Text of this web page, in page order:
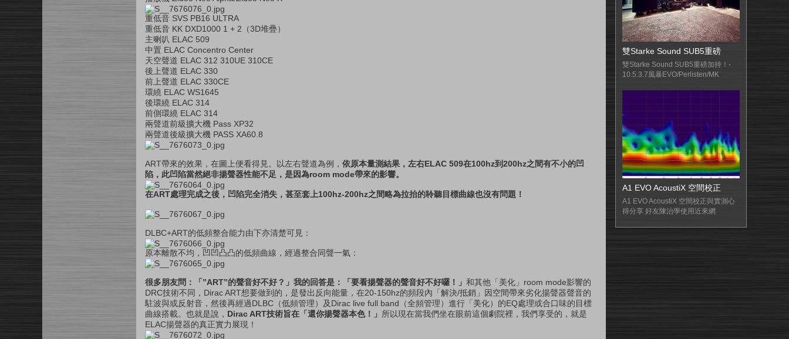
重低音 SVS PB16 ULTRA
重低音 KK DXD1000 1 + 2（3D堆疊）
主喇叭 ELAC 509
中置 ELAC Concentro Center
天空聲道 ELAC 312 310UE 310CE
後上聲道 ELAC 330
前上聲道 ELAC 330CE
環繞 ELAC WS1645
後環繞 ELAC 314
前側環繞 ELAC 314
兩聲道前級擴大機 Pass XP32
兩聲道後級擴大機 PASS XA60.8
ART帶來的效果，在圖上便看得見。以左右聲道為例， 依原本量測結果，左右ELAC 509在100hz到200hz之間有不小的凹
陷，此凹陷當然絕非揚聲器性能不足，是因為room mode帶來的影響。
在ART處理完成之後，凹陷完全消失，甚至套上100hz-200hz之間略為拉抬的聆聽目標曲線也沒有問題！
DLBC+ART的低頻整合能力由下亦清楚可見：
原本離散不均，凹凹凸凸的低頻曲線，經過整合同聲一氣：
很多朋友問：「”ART”的聲音好不好？」我的回答是：「要看揚聲器的聲音好不好囉！」 和其他「美化」room mode影響的
DRC技術不同，Dirac ART想要做到的，是發出反向能量，在20-150hz的頻段內「解決/抵銷」因空間帶來劣化揚聲器聲音的
駐波與或反射音，然後再經過DLBC（低頻管理）及Dirac live full band（全頻管理）進行「美化）的EQ處理或合口味的目標
曲線搭載。也就是說， Dirac ART技術旨在「還你揚聲器本色！」 所以現在當我們坐在眼前這個劇院裡，我們享受的，就是
ELAC揚聲器的真正實力展現！
雙Starke Sound SUB5重磅
雙Starke Sound SUB5重磅加持！-
10.5.3.7風暴EVO/Perlisten/MK
A1 EVO AcoustiX 空間校正
A1 EVO AcoustiX 空間校正與實測心
得分享 好友陳治學使用近來網